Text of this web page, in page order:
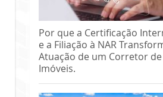
Por que a Certificação
e a Filiação à NAR
Atuação de um Corretor de
Imóveis.